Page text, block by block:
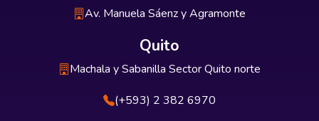
Av. Manuela Sáenz y Agramonte
Quito
Machala y Sabanilla Sector Quito norte
(+593) 2 382 6970